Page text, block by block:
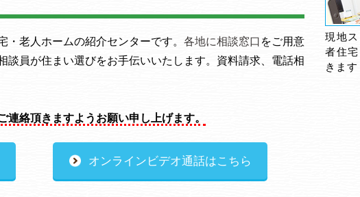
老人ホームの紹介センターです。 各地に相談窓口 をご用意
談員が住まい選びをお手伝いいたします。資料請求、電話相
絡頂きますようお願い申し上げます。
オンラインビデオ通話はこちら
現地
者住
きます